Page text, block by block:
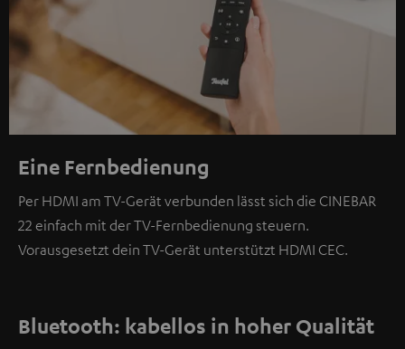
Eine Fernbedienung
Per HDMI am TV-Gerät verbunden lässt sich die CINEBAR
22 einfach mit der TV-Fernbedienung steuern.
Vorausgesetzt dein TV-Gerät unterstützt HDMI CEC.
Bluetooth: kabellos in hoher Qualität